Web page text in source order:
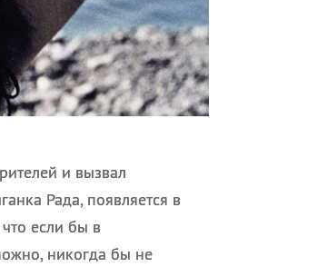
и вызвал
Рада, появляется в
если бы в
никогда бы не